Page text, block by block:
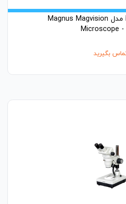
میکروسکوپ Magnus مدل Magnus Magvision
Microscope -
بگیرید